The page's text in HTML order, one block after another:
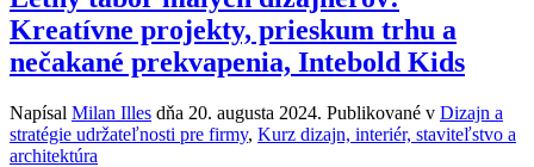
Kreatívne projekty, prieskum trhu a
nečakané prekvapenia, Intebold Kids
Napísal Milan Illes dňa 20. augusta 2024. Publikované v Dizajn a
stratégie udržateľnosti pre firmy, Kurz dizajn, interiér, staviteľstvo a
architektúra